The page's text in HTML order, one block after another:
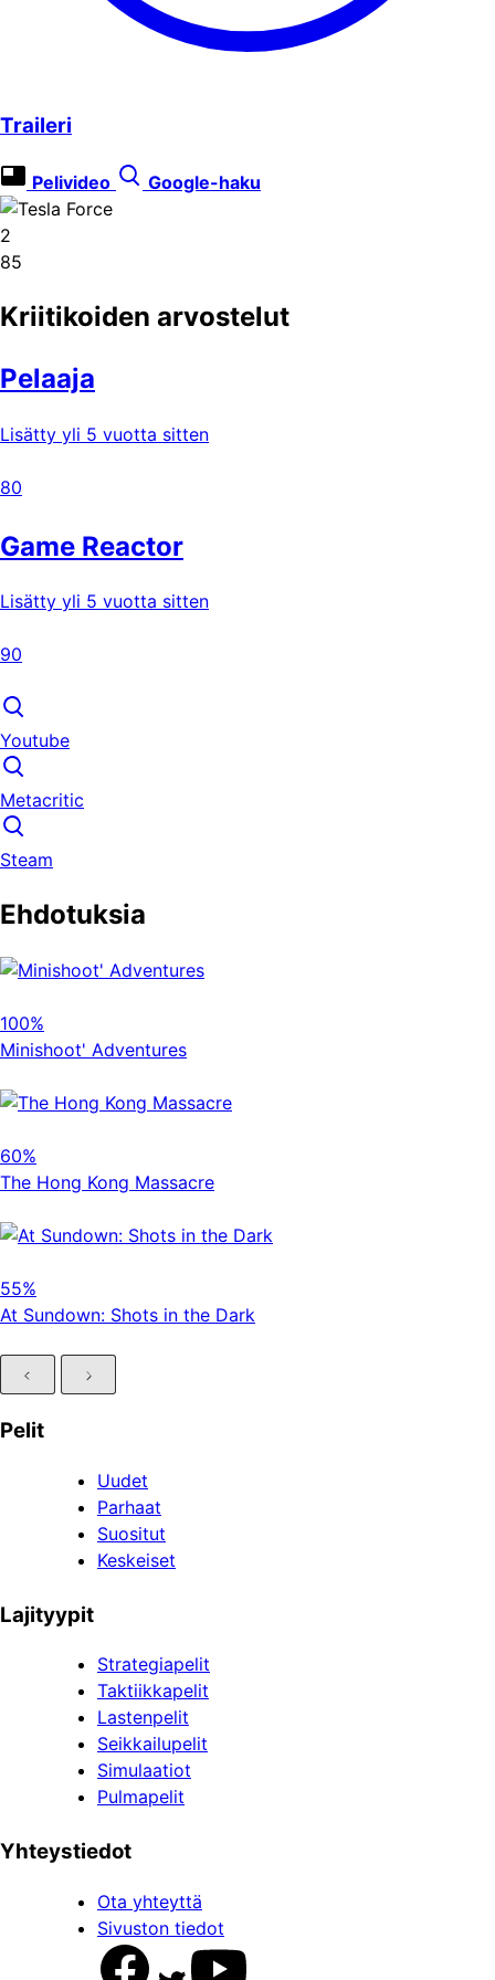
Traileri
Pelivideo Google-haku
2
85
Kriitikoiden arvostelut
Pelaaja
Lisätty yli 5 vuotta sitten
80
Game Reactor
Lisätty yli 5 vuotta sitten
90
Youtube
Metacritic
Steam
Ehdotuksia
100%
Minishoot' Adventures
60%
The Hong Kong Massacre
55%
At Sundown: Shots in the Dark
Pelit
Uudet
Parhaat
Suositut
Keskeiset
Lajityypit
Strategiapelit
Taktiikkapelit
Lastenpelit
Seikkailupelit
Simulaatiot
Pulmapelit
Yhteystiedot
Ota yhteyttä
Sivuston tiedot